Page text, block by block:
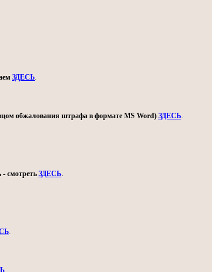
ЗДЕСЬ.
обжалования штрафа в формате MS Word) ЗДЕСЬ.
смотреть ЗДЕСЬ.
.